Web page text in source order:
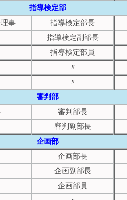
指導検定部
事
指導検定部長
指導検定副部長
指導検定部員
〃
〃
審判部
審判部長
審判副部長
企画部
企画部長
企画副部長
企画部員